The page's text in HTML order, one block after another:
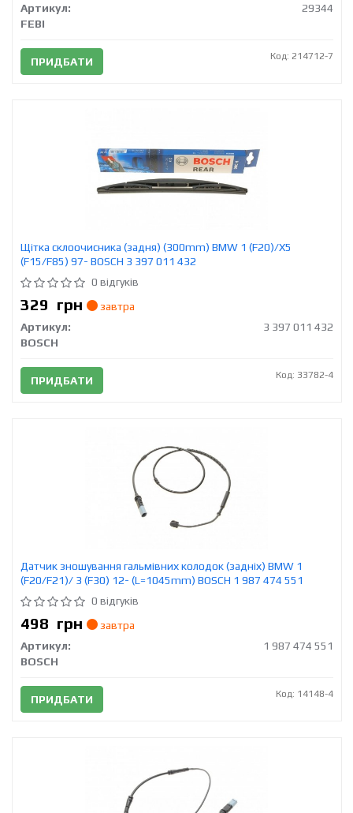
Артикул:
29344
FEBI
ПРИДБАТИ Код: 214712-7
Щітка склоочисника (задня) (300mm) BMW 1 (F20)/X5
(F15/F85) 97- BOSCH 3 397 011 432
0 відгуків
329 грн
завтра
Артикул:
3 397 011 432
BOSCH
ПРИДБАТИ Код: 33782-4
Датчик зношування гальмівних колодок (задніх) BMW 1
(F20/F21)/ 3 (F30) 12- (L=1045mm) BOSCH 1 987 474 551
0 відгуків
498 грн
завтра
Артикул:
1 987 474 551
BOSCH
ПРИДБАТИ Код: 14148-4